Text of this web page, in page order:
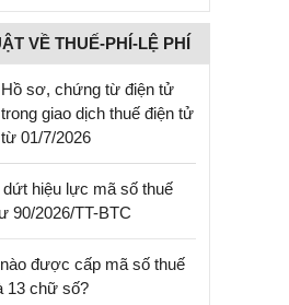
VỀ THUẾ-PHÍ-LỆ PHÍ
Hồ sơ, chứng từ điện tử
trong giao dịch thuế điện tử
từ 01/7/2026
hiệu lực mã số thuế
90/2026/TT-BTC
được cấp mã số thuế
13 chữ số?